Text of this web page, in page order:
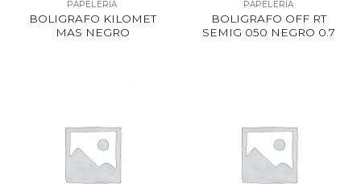
PAPELERIA
BOLIGRAFO KILOMET
MAS NEGRO
PAPELERIA
BOLIGRAFO OFF RT
SEMIG 050 NEGRO 0.7